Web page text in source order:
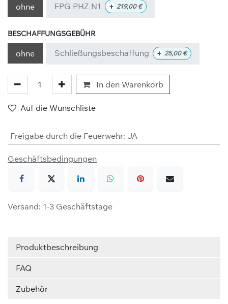
ohne FPG PHZ N1 + 219,00€
BESCHAFFUNGSGEBÜHR
ohne Schließungsbeschaffung + 25,00€
In den Warenkorb
Auf die Wunschliste
Freigabe durch die Feuerwehr: JA
Geschäftsbedingungen
Versand: 1-3 Geschäftstage
Produktbeschreibung
FAQ
Zubehör